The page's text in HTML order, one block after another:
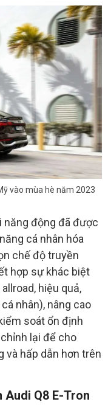
vào mùa hè năm 2023
năng động đã được
cá nhân hóa
chế độ truyền
hợp sự khác biệt
hiệu quả,
nhân), nâng cao
soát ổn định
lại để cho
và hấp dẫn hơn trên
Audi Q8 E-Tron